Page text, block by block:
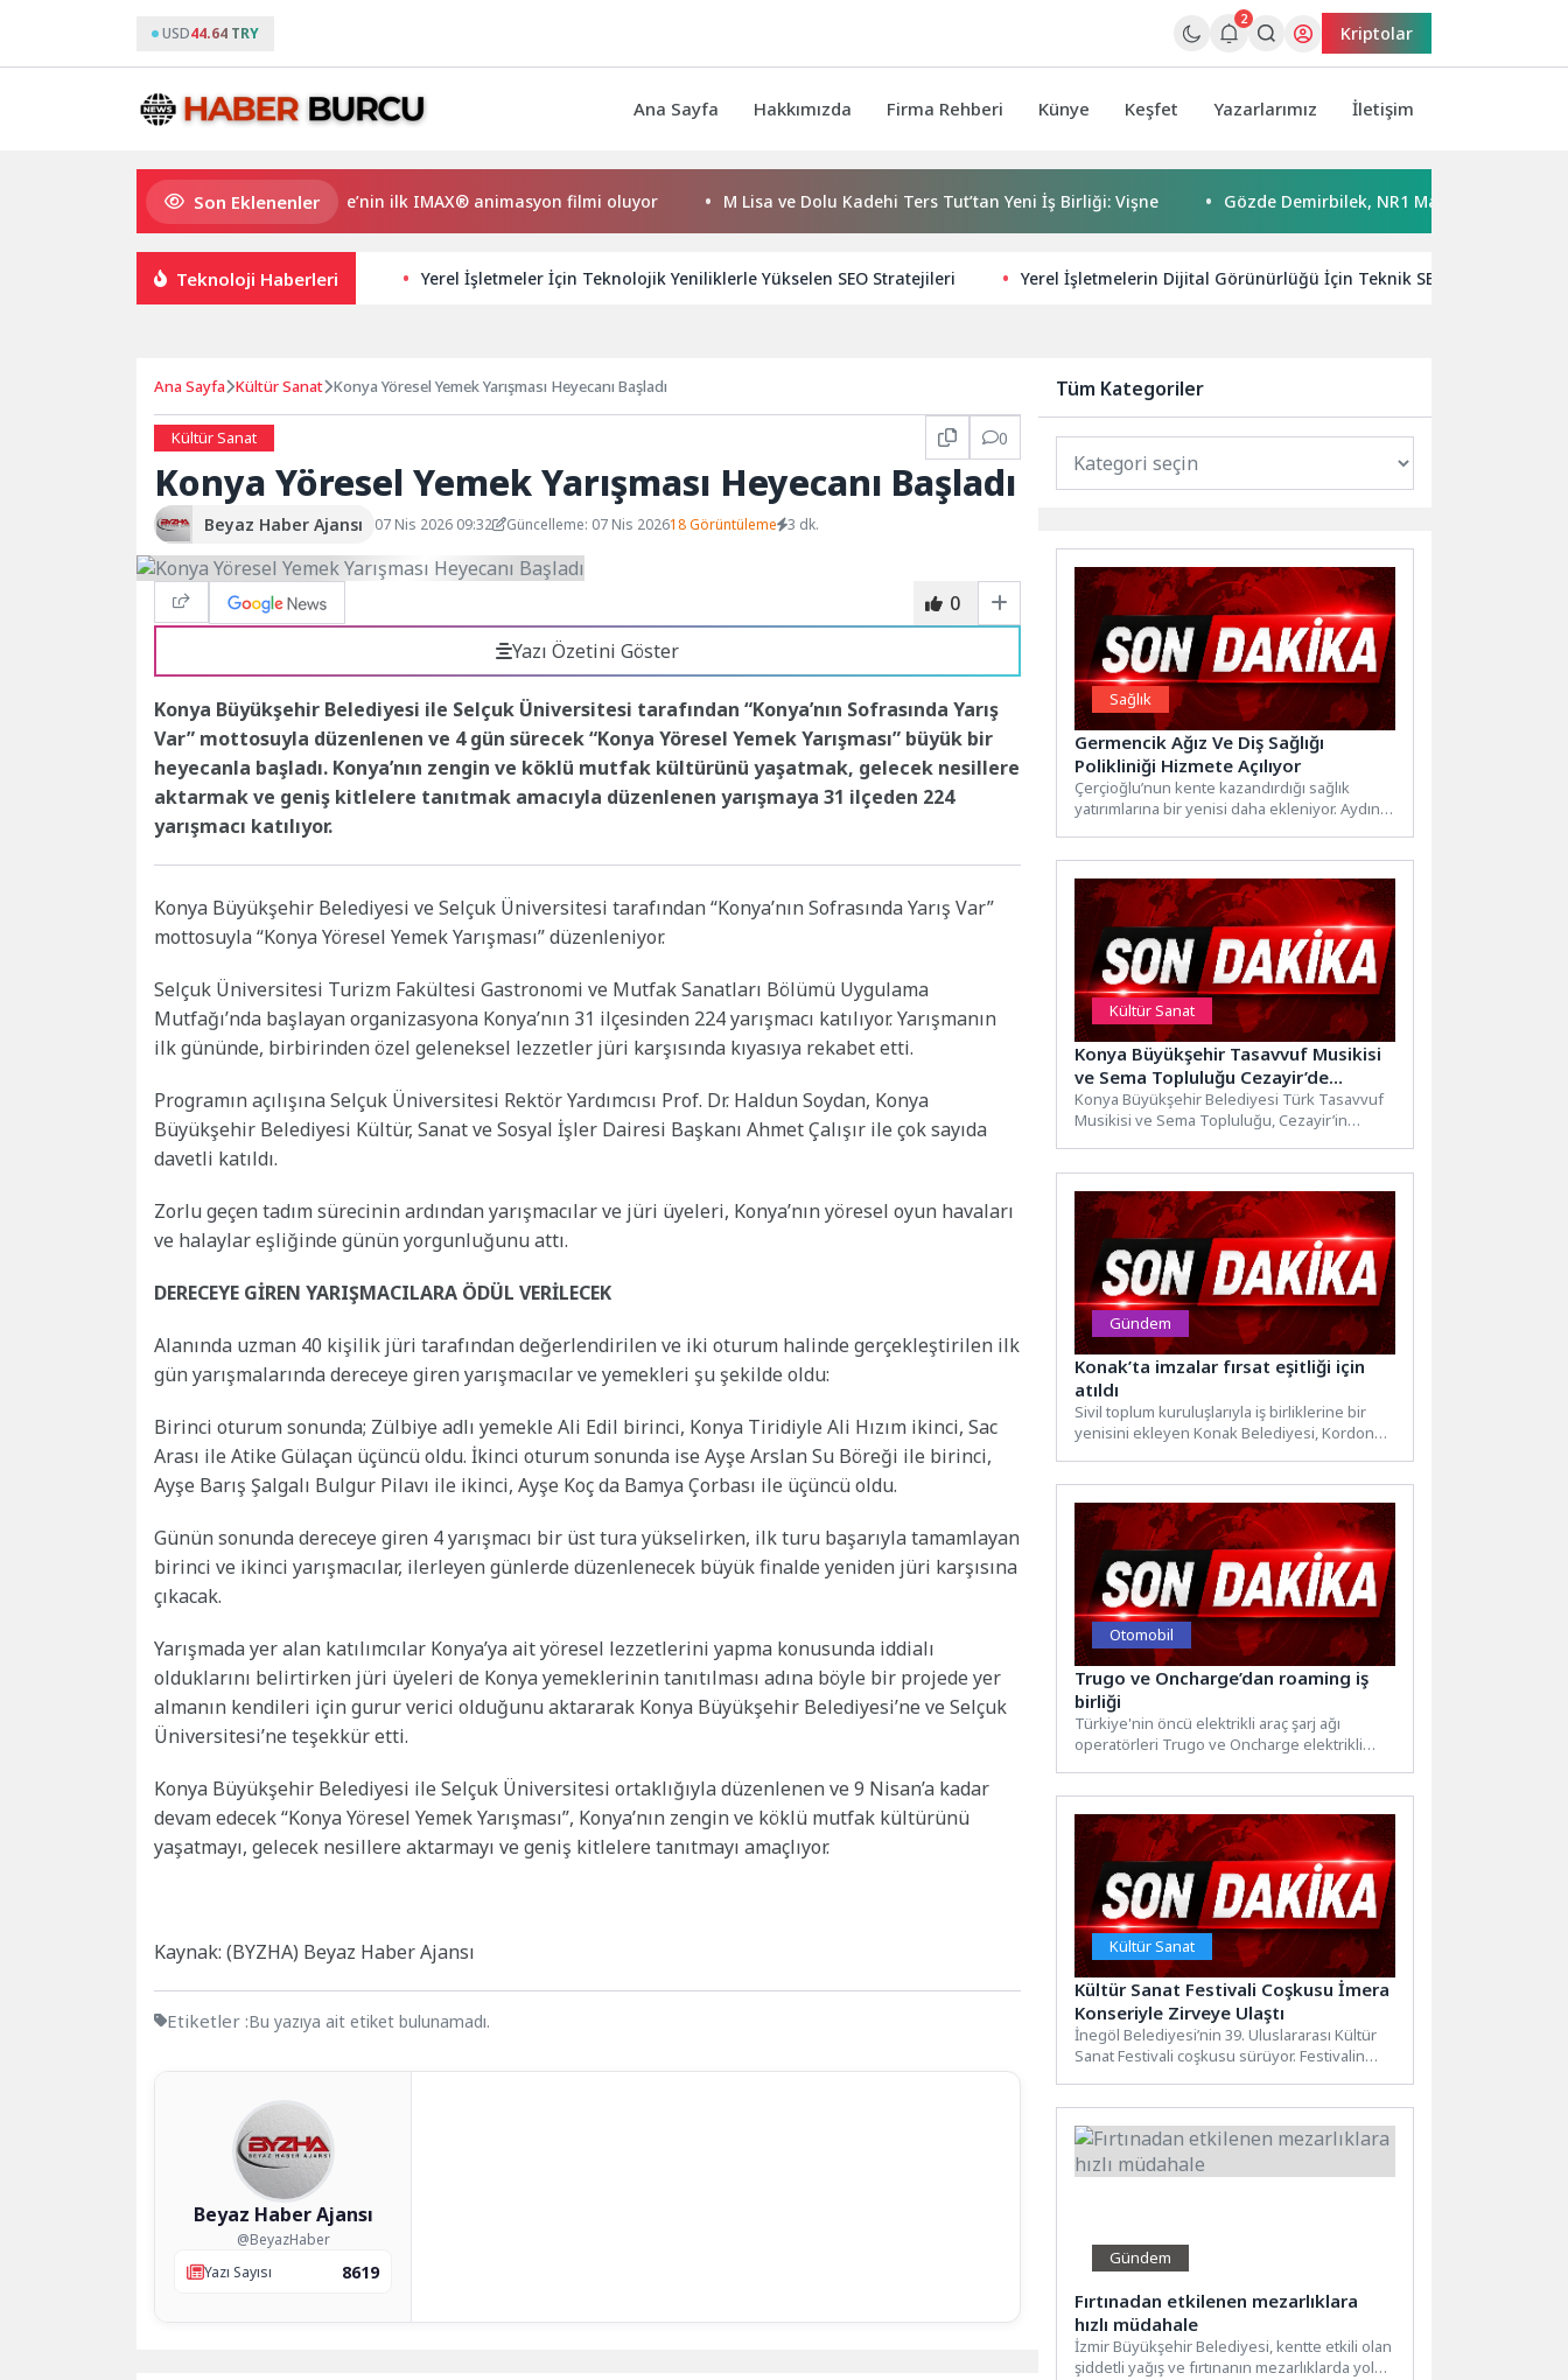
USD44.64 TRY
2
Kriptolar
Ana Sayfa Hakkımızda Firma Rehberi Künye Keşfet Yazarlarımız İletişim
Son Eklenenler
Gupi ve Gülmeyen Kral Türkiye’nin ilk IMAX® animasyon filmi oluyor M Lisa ve Dolu Kadehi Ters Tut’tan Yeni İş Birliği: Vişne Gözde Demirbilek, NR1 Magazin’de: ‘Son
Teknoloji Haberleri Yerel İşletmeler İçin Teknolojik Yeniliklerle Yükselen SEO Stratejileri Yerel İşletmelerin Dijital Görünürlüğü İçin Teknik SEO Stratejileri
Ana Sayfa Kültür Sanat Konya Yöresel Yemek Yarışması Heyecanı Başladı
Kültür Sanat 0
Konya Yöresel Yemek Yarışması Heyecanı Başladı
Beyaz Haber Ajansı 07 Nis 2026 09:32 Güncelleme: 07 Nis 202618 Görüntüleme 3 dk.
0
Yazı Özetini Göster
Konya Büyükşehir Belediyesi ile Selçuk Üniversitesi tarafından “Konya’nın Sofrasında Yarış
Var” mottosuyla düzenlenen ve 4 gün sürecek “Konya Yöresel Yemek Yarışması” büyük bir
heyecanla başladı. Konya’nın zengin ve köklü mutfak kültürünü yaşatmak, gelecek nesillere
aktarmak ve geniş kitlelere tanıtmak amacıyla düzenlenen yarışmaya 31 ilçeden 224
yarışmacı katılıyor.
Konya Büyükşehir Belediyesi ve Selçuk Üniversitesi tarafından “Konya’nın Sofrasında Yarış Var”
mottosuyla “Konya Yöresel Yemek Yarışması” düzenleniyor.
Selçuk Üniversitesi Turizm Fakültesi Gastronomi ve Mutfak Sanatları Bölümü Uygulama
Mutfağı’nda başlayan organizasyona Konya’nın 31 ilçesinden 224 yarışmacı katılıyor. Yarışmanın
ilk gününde, birbirinden özel geleneksel lezzetler jüri karşısında kıyasıya rekabet etti.
Programın açılışına Selçuk Üniversitesi Rektör Yardımcısı Prof. Dr. Haldun Soydan, Konya
Büyükşehir Belediyesi Kültür, Sanat ve Sosyal İşler Dairesi Başkanı Ahmet Çalışır ile çok sayıda
davetli katıldı.
Zorlu geçen tadım sürecinin ardından yarışmacılar ve jüri üyeleri, Konya’nın yöresel oyun havaları
ve halaylar eşliğinde günün yorgunluğunu attı.
DERECEYE GİREN YARIŞMACILARA ÖDÜL VERİLECEK
Alanında uzman 40 kişilik jüri tarafından değerlendirilen ve iki oturum halinde gerçekleştirilen ilk
gün yarışmalarında dereceye giren yarışmacılar ve yemekleri şu şekilde oldu:
Birinci oturum sonunda; Zülbiye adlı yemekle Ali Edil birinci, Konya Tiridiyle Ali Hızım ikinci, Sac
Arası ile Atike Gülaçan üçüncü oldu. İkinci oturum sonunda ise Ayşe Arslan Su Böreği ile birinci,
Ayşe Barış Şalgalı Bulgur Pilavı ile ikinci, Ayşe Koç da Bamya Çorbası ile üçüncü oldu.
Günün sonunda dereceye giren 4 yarışmacı bir üst tura yükselirken, ilk turu başarıyla tamamlayan
birinci ve ikinci yarışmacılar, ilerleyen günlerde düzenlenecek büyük finalde yeniden jüri karşısına
çıkacak.
Yarışmada yer alan katılımcılar Konya’ya ait yöresel lezzetlerini yapma konusunda iddialı
olduklarını belirtirken jüri üyeleri de Konya yemeklerinin tanıtılması adına böyle bir projede yer
almanın kendileri için gurur verici olduğunu aktararak Konya Büyükşehir Belediyesi’ne ve Selçuk
Üniversitesi’ne teşekkür etti.
Konya Büyükşehir Belediyesi ile Selçuk Üniversitesi ortaklığıyla düzenlenen ve 9 Nisan’a kadar
devam edecek “Konya Yöresel Yemek Yarışması”, Konya’nın zengin ve köklü mutfak kültürünü
yaşatmayı, gelecek nesillere aktarmayı ve geniş kitlelere tanıtmayı amaçlıyor.
Kaynak: (BYZHA) Beyaz Haber Ajansı
Etiketler :Bu yazıya ait etiket bulunamadı.
Beyaz Haber Ajansı
@BeyazHaber
Yazı Sayısı
8619
Tüm Kategoriler
Sağlık
Germencik Ağız Ve Diş Sağlığı
Polikliniği Hizmete Açılıyor
Çerçioğlu’nun kente kazandırdığı sağlık
yatırımlarına bir yenisi daha ekleniyor. Aydın
Kültür Sanat
Konya Büyükşehir Tasavvuf Musikisi
ve Sema Topluluğu Cezayir’de
Gönüllere Dokundu
Konya Büyükşehir Belediyesi Türk Tasavvuf
Musikisi ve Sema Topluluğu, Cezayir’in
Gündem
Konak’ta imzalar fırsat eşitliği için
atıldı
Sivil toplum kuruluşlarıyla iş birliklerine bir
yenisini ekleyen Konak Belediyesi, Kordon
Otomobil
Trugo ve Oncharge’dan roaming iş
birliği
Türkiye'nin öncü elektrikli araç şarj ağı
operatörleri Trugo ve Oncharge elektrikli
Kültür Sanat
Kültür Sanat Festivali Coşkusu İmera
Konseriyle Zirveye Ulaştı
İnegöl Belediyesi’nin 39. Uluslararası Kültür
Sanat Festivali coşkusu sürüyor. Festivalin
Gündem
Fırtınadan etkilenen mezarlıklara
hızlı müdahale
İzmir Büyükşehir Belediyesi, kentte etkili olan
şiddetli yağış ve fırtınanın mezarlıklarda yol